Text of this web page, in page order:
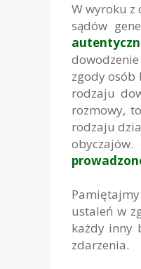
W wyroku z
sądów
zgody osób
rodzaju
rozmowy,
rodzaju
obyczajów.
ustaleń w
każdy inny
zdarzenia.